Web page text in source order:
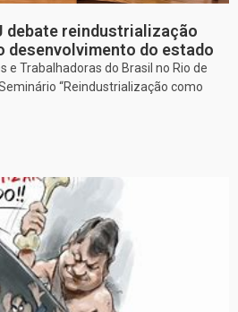
debate reindustrialização
desenvolvimento do estado
e Trabalhadoras do Brasil no Rio de
“Reindustrialização como